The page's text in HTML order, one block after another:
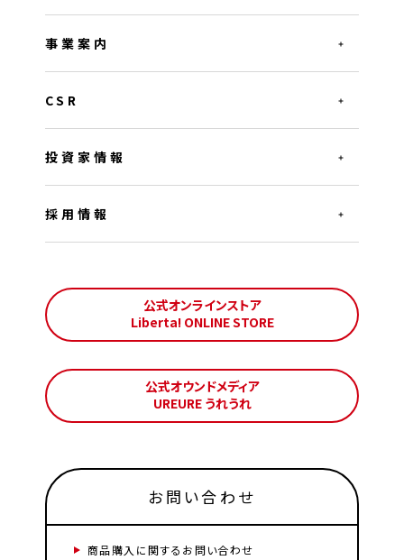
事業案内
CSR
投資家情報
採用情報
公式オンラインストア
Liberta! ONLINE STORE
公式オウンドメディア
UREURE うれうれ
お問い合わせ
商品購入に関するお問い合わせ